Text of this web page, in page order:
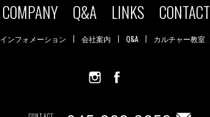
COMPANY Q&A LINKS CONTACT
インフォメーション 会社案内 Q&A カルチャー教室